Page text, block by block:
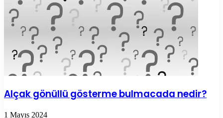
Alçak gönüllü gösterme bulmacada nedir?
1 Mayıs 2024